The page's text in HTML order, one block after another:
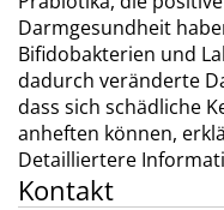
Darmgesundheit
Bifidobakterien und
dadurch veränderte
dass sich schädliche
anheften können,
Detailliertere
Kontakt